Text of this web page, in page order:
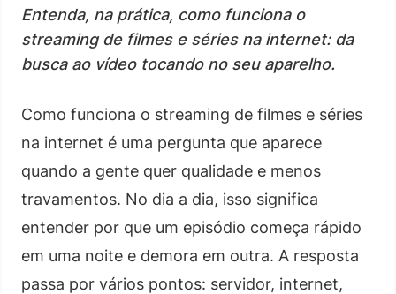
Entenda, na prática, como funciona o
streaming de filmes e séries na internet: da
busca ao vídeo tocando no seu aparelho.
Como funciona o streaming de filmes e séries
na internet é uma pergunta que aparece
quando a gente quer qualidade e menos
travamentos. No dia a dia, isso significa
entender por que um episódio começa rápido
em uma noite e demora em outra. A resposta
passa por vários pontos: servidor, internet,